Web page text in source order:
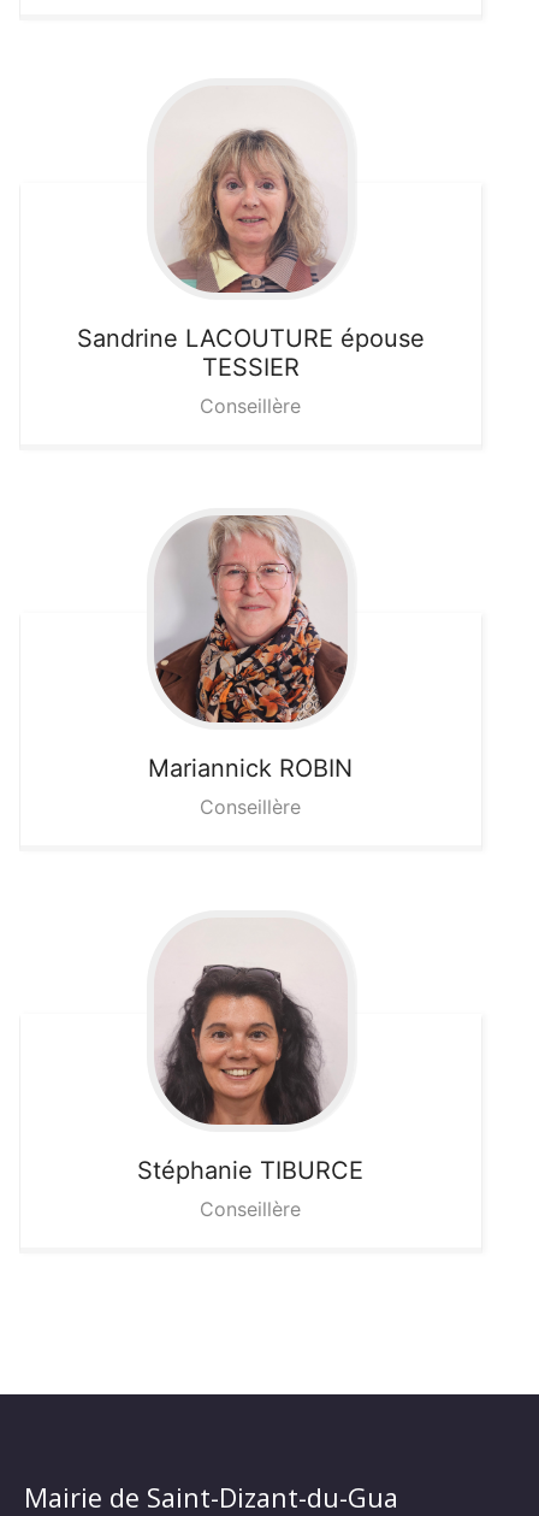
Sandrine LACOUTURE épouse
TESSIER
Conseillère
Mariannick ROBIN
Conseillère
Stéphanie TIBURCE
Conseillère
Mairie de Saint-Dizant-du-Gua